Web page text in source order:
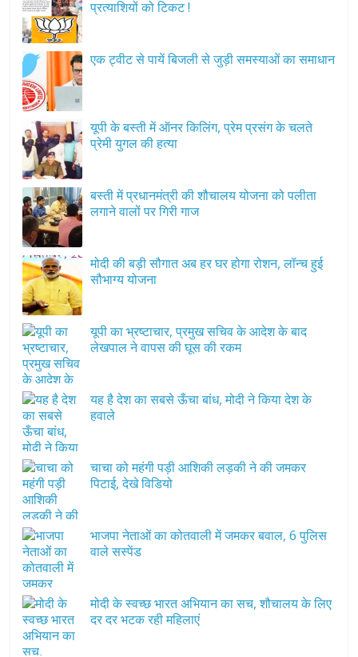
प्रत्याशियों को टिकट !
एक ट्वीट से पायें बिजली से जुड़ी समस्याओं का समाधान
यूपी के बस्ती में ऑनर किलिंग, प्रेम प्रसंग के चलते
प्रेमी युगल की हत्या
बस्ती में प्रधानमंत्री की शौचालय योजना को पलीता
लगाने वालों पर गिरी गाज
मोदी की बड़ी सौगात अब हर घर होगा रोशन, लॉन्च हुई
सौभाग्य योजना
यूपी का भ्रष्टाचार, प्रमुख सचिव के आदेश के बाद
लेखपाल ने वापस की घूस की रकम
यह है देश का सबसे ऊँचा बांध, मोदी ने किया देश के
हवाले
चाचा को महंगी पड़ी आशिकी लड़की ने की जमकर
पिटाई, देखे विडियो
भाजपा नेताओं का कोतवाली में जमकर बवाल, 6 पुलिस
वाले सस्पेंड
मोदी के स्वच्छ भारत अभियान का सच, शौचालय के लिए
दर दर भटक रही महिलाएं